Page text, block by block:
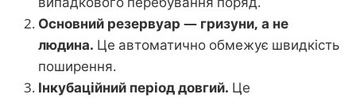
Основний резервуар — гризуни, а не
людина. Це автоматично обмежує швидкість
поширення.
Інкубаційний період довгий. Це